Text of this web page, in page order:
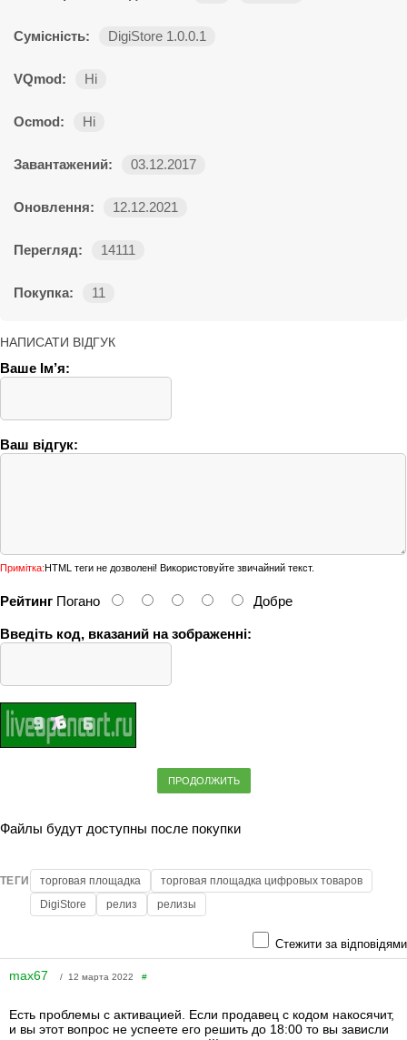
Сумісність: DigiStore 1.0.0.1
VQmod: Ні
Ocmod: Ні
Завантажений: 03.12.2017
Оновлення: 12.12.2021
Перегляд: 14111
Покупка: 11
НАПИСАТИ ВІДГУК
Ваше Ім’я:
Ваш відгук:
Примітка:HTML теги не дозволені! Використовуйте звичайний текст.
Рейтинг Погано Добре
Введіть код, вказаний на зображенні:
ПРОДОЛЖИТЬ
Файлы будут доступны после покупки
ТЕГИ торговая площадка
торговая площадка цифровых товаров
DigiStore
релиз релизы
Стежити за відповідями
max67 / 12 марта 2022 #
Есть проблемы с активацией. Если продавец с кодом накосячит,
и вы этот вопрос не успеете его решить до 18:00 то вы зависли